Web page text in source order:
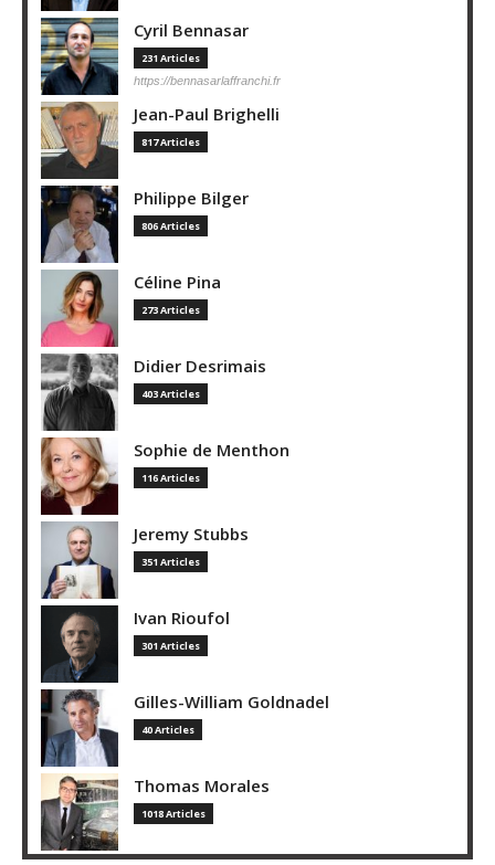
Cyril Bennasar
231 Articles
https://bennasarlaffranchi.fr
Jean-Paul Brighelli
817 Articles
Philippe Bilger
806 Articles
Céline Pina
273 Articles
Didier Desrimais
403 Articles
Sophie de Menthon
116 Articles
Jeremy Stubbs
351 Articles
Ivan Rioufol
301 Articles
Gilles-William Goldnadel
40 Articles
Thomas Morales
1018 Articles